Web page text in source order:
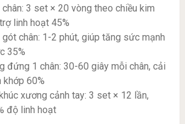
3 set × 20 vòng theo chiều kim
linh hoạt 45%
chân: 1-2 phút, giúp tăng sức mạnh
35%
đứng 1 chân: 30-60 giây mỗi chân, cải
khớp 60%
xương cảnh tay: 3 set × 12 lần,
độ linh hoạt